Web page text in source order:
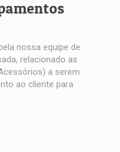
nossa equipe de
relacionado as
a serem
ao cliente para